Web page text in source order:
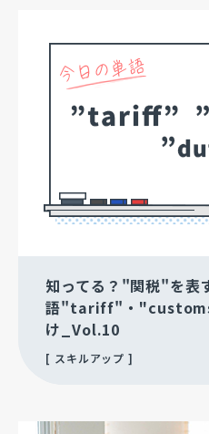
知ってる？"関税"を表
語"tariff"・
け_Vol.10
スキルアップ